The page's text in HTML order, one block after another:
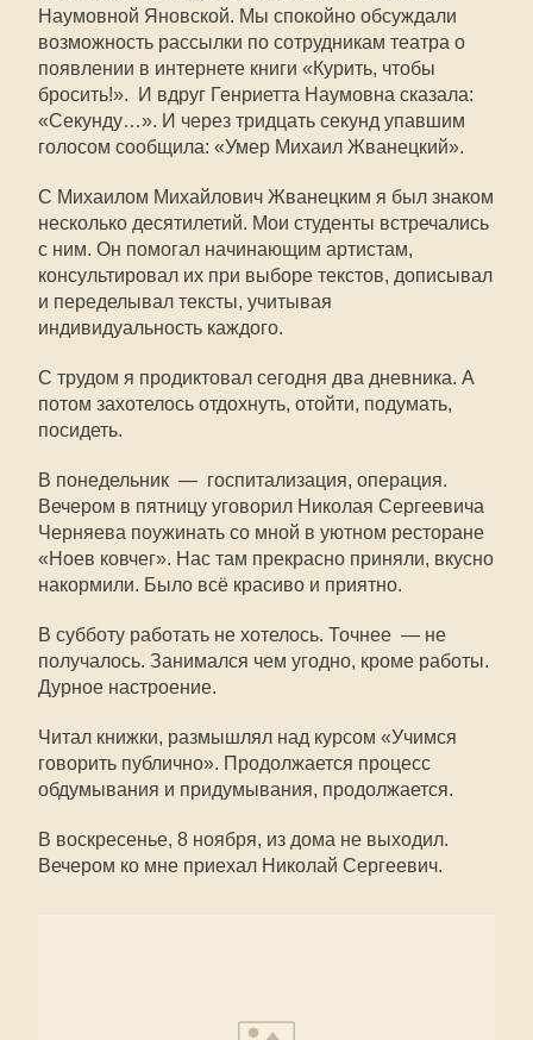
Наумовной Яновской. Мы спокойно обсуждали
возможность рассылки по сотрудникам театра о
появлении в интернете книги «Курить, чтобы
бросить!». И вдруг Генриетта Наумовна сказала:
«Секунду…». И через тридцать секунд упавшим
голосом сообщила: «Умер Михаил Жванецкий».
С Михаилом Михайлович Жванецким я был знаком
несколько десятилетий. Мои студенты встречались
с ним. Он помогал начинающим артистам,
консультировал их при выборе текстов, дописывал
и переделывал тексты, учитывая
индивидуальность каждого.
С трудом я продиктовал сегодня два дневника. А
потом захотелось отдохнуть, отойти, подумать,
посидеть.
В понедельник — госпитализация, операция.
Вечером в пятницу уговорил Николая Сергеевича
Черняева поужинать со мной в уютном ресторане
«Ноев ковчег». Нас там прекрасно приняли, вкусно
накормили. Было всё красиво и приятно.
В субботу работать не хотелось. Точнее — не
получалось. Занимался чем угодно, кроме работы.
Дурное настроение.
Читал книжки, размышлял над курсом «Учимся
говорить публично». Продолжается процесс
обдумывания и придумывания, продолжается.
В воскресенье, 8 ноября, из дома не выходил.
Вечером ко мне приехал Николай Сергеевич.